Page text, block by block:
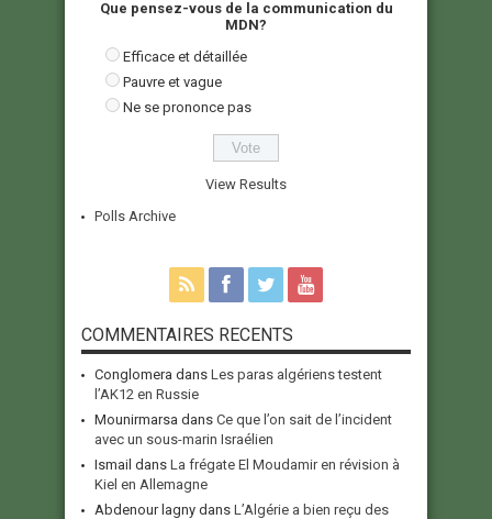
Que pensez-vous de la communication du
MDN?
Efficace et détaillée
Pauvre et vague
Ne se prononce pas
View Results
Polls Archive
COMMENTAIRES RECENTS
Conglomera dans Les paras algériens testent
l’AK12 en Russie
Mounirmarsa dans Ce que l’on sait de l’incident
avec un sous-marin Israélien
Ismail dans La frégate El Moudamir en révision à
Kiel en Allemagne
Abdenour lagny dans L’Algérie a bien reçu des